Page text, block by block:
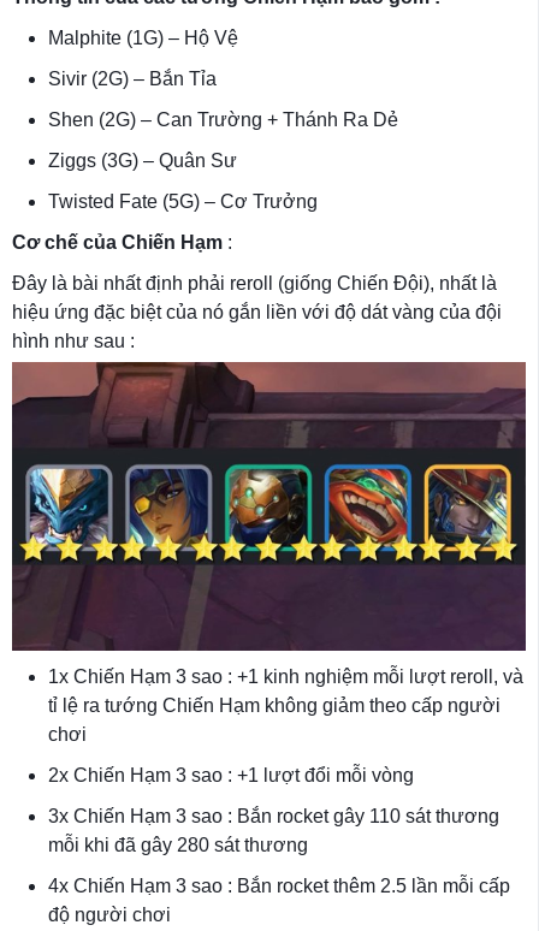
Malphite (1G) – Hộ Vệ
Sivir (2G) – Bắn Tỉa
Shen (2G) – Can Trường + Thánh Ra Dẻ
Ziggs (3G) – Quân Sư
Twisted Fate (5G) – Cơ Trưởng
Cơ chế của Chiến Hạm :
Đây là bài nhất định phải reroll (giống Chiến Đội), nhất là
hiệu ứng đặc biệt của nó gắn liền với độ dát vàng của đội
hình như sau :
1x Chiến Hạm 3 sao : +1 kinh nghiệm mỗi lượt reroll, và
tỉ lệ ra tướng Chiến Hạm không giảm theo cấp người
chơi
2x Chiến Hạm 3 sao : +1 lượt đổi mỗi vòng
3x Chiến Hạm 3 sao : Bắn rocket gây 110 sát thương
mỗi khi đã gây 280 sát thương
4x Chiến Hạm 3 sao : Bắn rocket thêm 2.5 lần mỗi cấp
độ người chơi